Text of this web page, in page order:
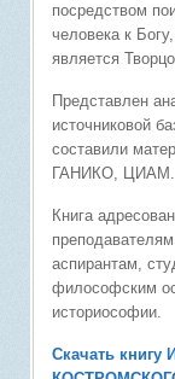
посредством
человека к
является
Представлен
источниковой
составили
ГАНИКО, ЦИАМ.
Книга
аспирантам,
философским
историософии.
Скачать